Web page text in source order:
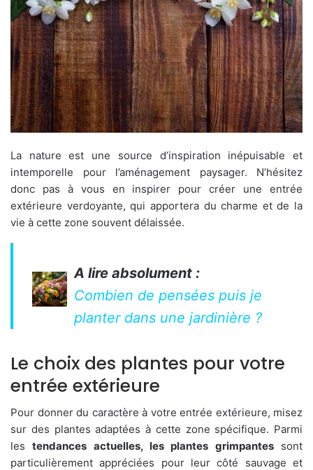
La nature est une source d’inspiration inépuisable et
intemporelle pour l’aménagement paysager. N’hésitez
donc pas à vous en inspirer pour créer une entrée
extérieure verdoyante, qui apportera du charme et de la
vie à cette zone souvent délaissée.
A lire absolument :
Combien de pensées puis je
planter dans une jardinière ?
Le choix des plantes pour votre
entrée extérieure
Pour donner du caractère à votre entrée extérieure, misez
sur des plantes adaptées à cette zone spécifique. Parmi
lestendances actuelles, les plantes grimpantessont
particulièrement appréciées pour leur côté sauvage et